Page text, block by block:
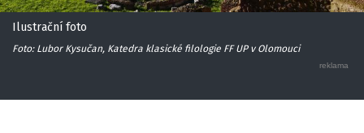
Ilustrační foto
Foto: Lubor Kysučan, Katedra klasické filologie FF UP v Olomouci